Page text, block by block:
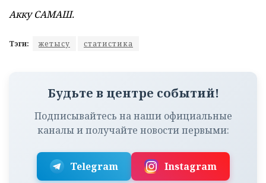
Акку САМАШ.
Тэги: жетысу статистика
Будьте в центре событий!
Подписывайтесь на наши официальные
каналы и получайте новости первыми:
Telegram Instagram